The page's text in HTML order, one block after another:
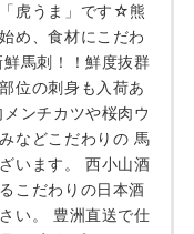
虎うま」です☆熊
め、食材にこだわ
馬刺！！鮮度抜群
位の刺身も入荷あ
ンチカツや桜肉ウ
などこだわりの 馬
います。 西小山酒
こだわりの日本酒
い。 豊洲直送で仕